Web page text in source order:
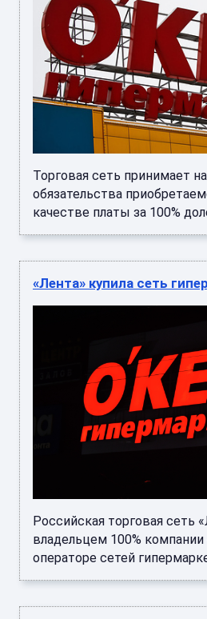
Торговая сеть принимает
обязательства
качестве платы за 100%
«Лента» купила сеть
Российская торговая сеть
владельцем 100%
операторе сетей